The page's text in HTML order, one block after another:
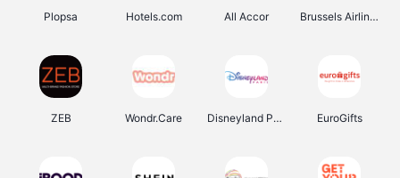
Plopsa Hotels.com All Accor Brussels Airlines
ZEB Wondr.Care Disneyland Paris EuroGifts